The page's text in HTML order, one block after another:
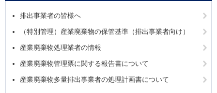
排出事業者の皆様へ
（特別管理）産業廃棄物の保管基準（排出事業者向け）
産業廃棄物処理業者の情報
産業廃棄物管理票に関する報告書について
産業廃棄物多量排出事業者の処理計画書について